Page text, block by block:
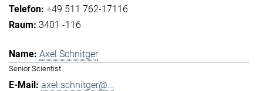
+49 511 762-17116
3401 -116
Axel Schnitger
Senior Scientist
axel.schnitger@...